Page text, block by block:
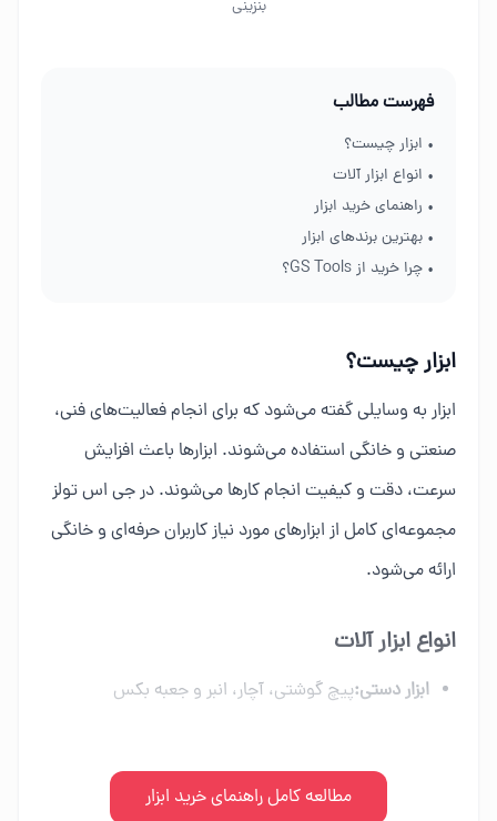
بنزینی
فهرست مطالب
• ابزار چیست؟
• انواع ابزار آلات
• راهنمای خرید ابزار
• بهترین برندهای ابزار
• چرا خرید از GS Tools؟
ابزار چیست؟
ابزار به وسایلی گفته می‌شود که برای انجام فعالیت‌های فنی،
صنعتی و خانگی استفاده می‌شوند. ابزارها باعث افزایش
سرعت، دقت و کیفیت انجام کارها می‌شوند. در جی اس تولز
مجموعه‌ای کامل از ابزارهای مورد نیاز کاربران حرفه‌ای و خانگی
ارائه می‌شود.
انواع ابزار آلات
ابزار دستی:پیچ گوشتی، آچار، انبر و جعبه بکس
کمپرسور، میخکوب و تجهیزات پنوماتیک
مطالعه کامل راهنمای خرید ابزار